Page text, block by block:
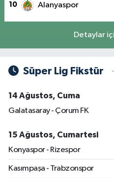
10 Alanyaspor
Detaylar
Süper Lig Fikstür
14 Ağustos, Cuma
Galatasaray - Çorum FK
15 Ağustos, Cumartesi
Konyaspor - Rizespor
Kasımpaşa - Trabzonspor